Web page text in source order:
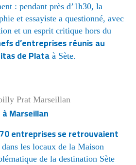
: pendant près d’1h30, la
et essayiste a questionné, avec
et un esprit critique hors du
d’entreprisesréunisau
de Plata à Sète.
Marseillan
entreprises se retrouvaient
dans les locaux de la Maison
de la destination Sète